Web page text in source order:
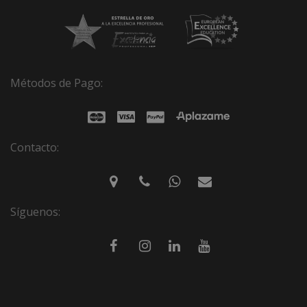
Métodos de Pago:
Contacto:
Síguenos: